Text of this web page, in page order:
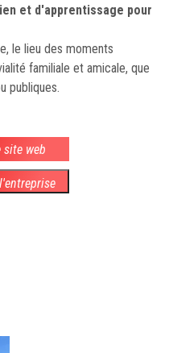
et d'apprentissage pour
le lieu des moments
familiale et amicale, que
publiques.
site web